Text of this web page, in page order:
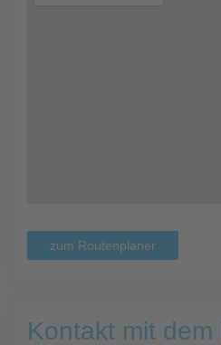
zum Routenplaner
Kontakt mit dem